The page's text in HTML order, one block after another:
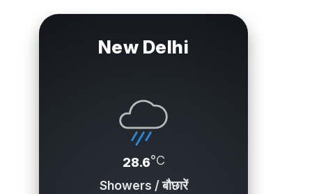
New Delhi
28.6°C
Showers / बौछारें